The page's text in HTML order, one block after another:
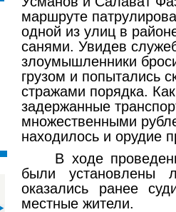
маршруте
одной из улиц в
санями. Увидев
злоумышленники
грузом и попытались
стражами порядка.
задержанные
множественными
находилось и орудие
В ходе
были установлены
оказались ранее
местные жители.